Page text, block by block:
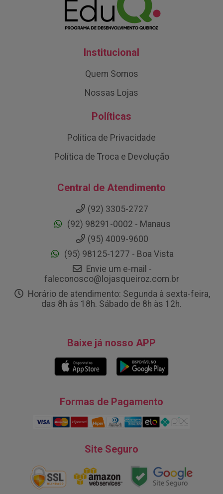
Institucional
Quem Somos
Nossas Lojas
Políticas
Política de Privacidade
Política de Troca e Devolução
Central de Atendimento
(92) 3305-2727
(92) 98291-0002 - Manaus
(95) 4009-9600
(95) 98125-1277 - Boa Vista
Envie um e-mail -
faleconosco@lojasqueiroz.com.br
Horário de atendimento: Segunda à sexta-feira,
das 8h às 18h. Sábado de 8h às 12h.
Baixe já nosso APP
Formas de Pagamento
Site Seguro